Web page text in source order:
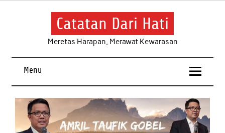
Skip
Catatan Dari Hati
Meretas Harapan, Merawat Kewarasan
Menu